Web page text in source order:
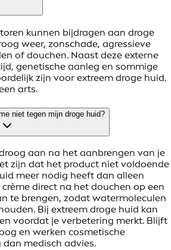
kunnen bijdragen aan droge
weer, zonschade, agressieve
of douchen. Naast deze externe
genetische aanleg en sommige
zijn voor extreem droge huid.
arts.
niet tegen mijn droge huid?
aan na het aanbrengen van je
zijn dat het product niet voldoende
meer nodig heeft dan alleen
direct na het douchen op een
te brengen, zodat watermoleculen
Bij extreem droge huid kan
voordat je verbetering merkt. Blijft
en werken cosmetische
medisch advies.